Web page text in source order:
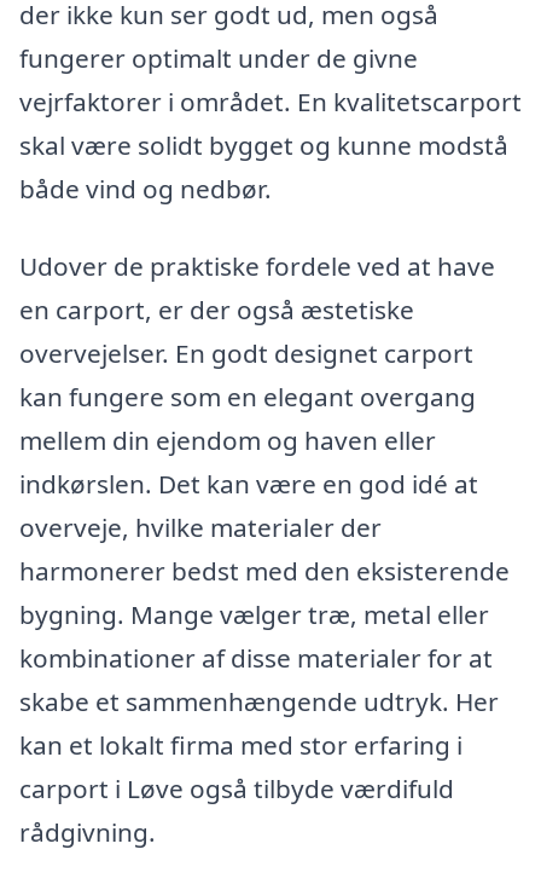
der ikke kun ser godt ud, men også
fungerer optimalt under de givne
vejrfaktorer i området. En kvalitetscarport
skal være solidt bygget og kunne modstå
både vind og nedbør.
Udover de praktiske fordele ved at have
en carport, er der også æstetiske
overvejelser. En godt designet carport
kan fungere som en elegant overgang
mellem din ejendom og haven eller
indkørslen. Det kan være en god idé at
overveje, hvilke materialer der
harmonerer bedst med den eksisterende
bygning. Mange vælger træ, metal eller
kombinationer af disse materialer for at
skabe et sammenhængende udtryk. Her
kan et lokalt firma med stor erfaring i
carport i Løve også tilbyde værdifuld
rådgivning.